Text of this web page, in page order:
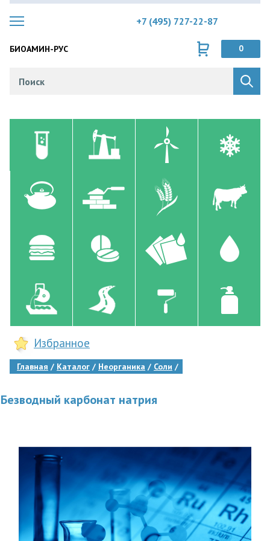
+7 (495) 727-22-87
БИОАМИН-РУС 0
Избранное
Главная Каталог Неорганика Соли
Безводный карбонат натрия